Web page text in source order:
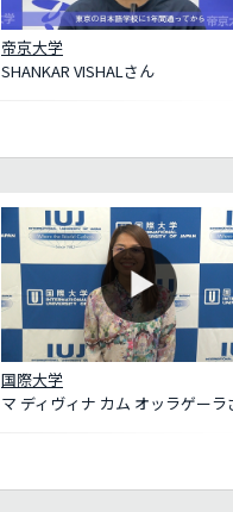
帝京大学
SHANKAR VISHALさん
国際大学
マ ディヴィナ カム オッラゲーラ